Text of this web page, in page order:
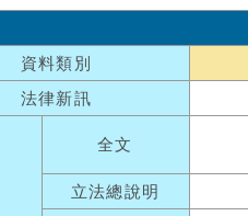
資料類別
法律新訊
全文
立法總說明